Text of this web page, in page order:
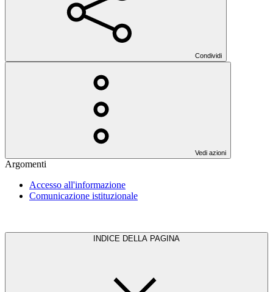
Condividi
Vedi azioni
Argomenti
Accesso all'informazione
Comunicazione istituzionale
INDICE DELLA PAGINA